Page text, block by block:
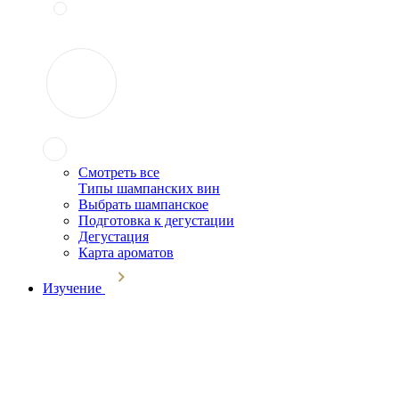
Смотреть все
Типы шампанских вин
Выбрать шампанское
Подготовка к дегустации
Дегустация
Карта ароматов
Изучение